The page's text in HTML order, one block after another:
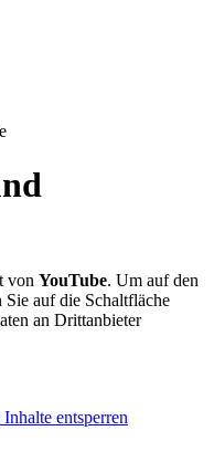
von YouTube. Um auf den
auf die Schaltfläche
an Drittanbieter
entsperren